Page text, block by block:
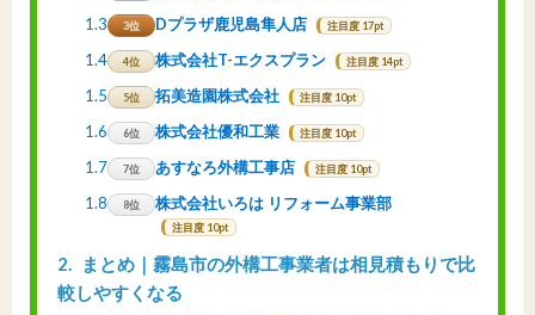
1.3 3位 Dプラザ鹿児島隼人店 注目度 17pt
1.4 4位 株式会社T-エクスプラン 注目度 14pt
1.5 5位 拓美造園株式会社 注目度 10pt
1.6 6位 株式会社優和工業 注目度 10pt
1.7 7位 あすなろ外構工事店 注目度 10pt
1.8 8位 株式会社いろは リフォーム事業部
注目度 10pt
2
まとめ｜霧島市の外構工事業者は相見積もりで比
較しやすくなる